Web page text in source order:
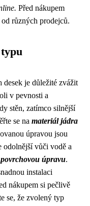
Před nákupem
různých prodejců.
je důležité zvážit
v pevnosti a
stěn, zatímco silnější
se na materiál jádra
úpravou jsou
odolnější vůči vodě a
povrchovou úpravu.
instalaci
nákupem si pečlivě
se, že zvolený typ